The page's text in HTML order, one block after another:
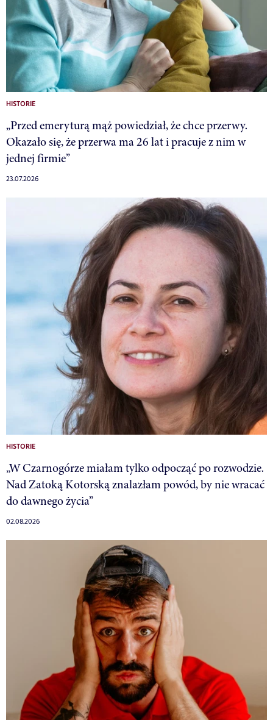
HISTORIE
„Przed emeryturą mąż powiedział, że chce przerwy.
Okazało się, że przerwa ma 26 lat i pracuje z nim w
jednej firmie”
23.07.2026
HISTORIE
„W Czarnogórze miałam tylko odpocząć po rozwodzie.
Nad Zatoką Kotorską znalazłam powód, by nie wracać
do dawnego życia”
02.08.2026